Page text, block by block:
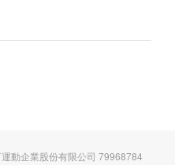
動企業股份有限公司 79968784